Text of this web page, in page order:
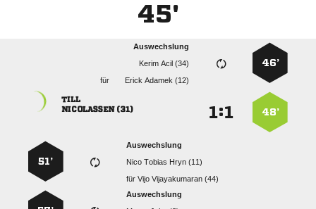
45'
46’
Auswechslung
  
für
  
48’
:

 
Auswechslung
   
für  
51’
Auswechslung